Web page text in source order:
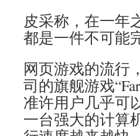
皮采称，在一年
都是一件不可能
网页游戏的流行
司的旗舰游戏
准许用户几乎可
一台强大的计算